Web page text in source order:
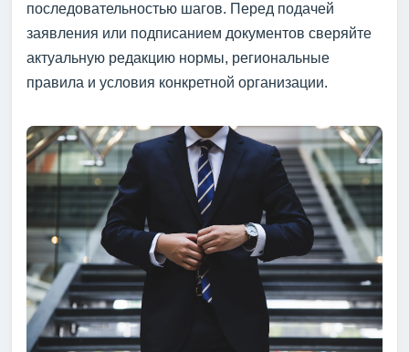
последовательностью шагов. Перед подачей
заявления или подписанием документов сверяйте
актуальную редакцию нормы, региональные
правила и условия конкретной организации.